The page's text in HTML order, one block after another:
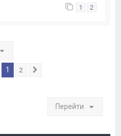
1 2
1 2
Перейти